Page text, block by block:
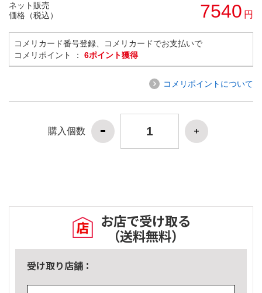
ネット販売
価格（税込）
7540 円
コメリカード番号登録、コメリカードでお支払いで
コメリポイント ： 6ポイント獲得
コメリポイントについて
購入個数
お店で受け取る
（送料無料）
受け取り店舗：